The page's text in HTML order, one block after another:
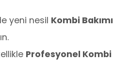
yeni nesil Kombi Bakımı
Profesyonel Kombi